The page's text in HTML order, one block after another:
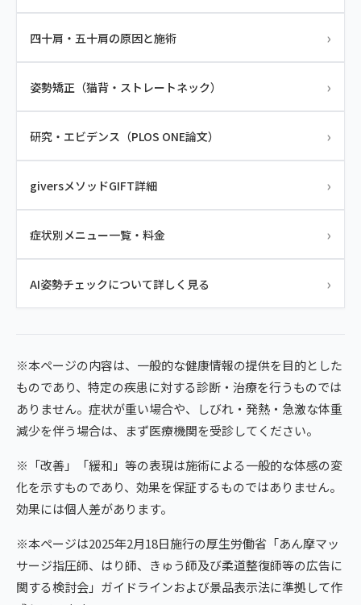
四十肩・五十肩の原因と施術 ›
姿勢矯正（猫背・ストレートネック） ›
研究・エビデンス（PLOS ONE論文） ›
giversメソッドGIFT詳細 ›
症状別メニュー一覧・料金 ›
AI姿勢チェックについて詳しく見る ›
※本ページの内容は、一般的な健康情報の提供を目的とした
ものであり、特定の疾患に対する診断・治療を行うものでは
ありません。症状が重い場合や、しびれ・発熱・急激な体重
減少を伴う場合は、まず医療機関を受診してください。
※「改善」「緩和」等の表現は施術による一般的な体感の変
化を示すものであり、効果を保証するものではありません。
効果には個人差があります。
※本ページは2025年2月18日施行の厚生労働省「あん摩マッ
サージ指圧師、はり師、きゅう師及び柔道整復師等の広告に
関する検討会」ガイドラインおよび景品表示法に準拠して作